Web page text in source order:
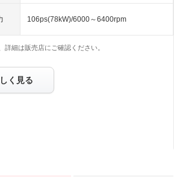
106ps(78kW)/6000～6400rpm
細は販売店にご確認ください。
く見る